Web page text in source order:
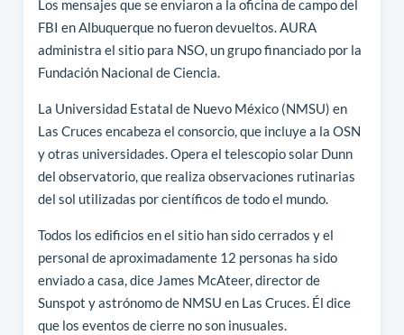
Los mensajes que se enviaron a la oficina de campo del
FBI en Albuquerque no fueron devueltos. AURA
administra el sitio para NSO, un grupo financiado por la
Fundación Nacional de Ciencia.
La Universidad Estatal de Nuevo México (NMSU) en
Las Cruces encabeza el consorcio, que incluye a la OSN
y otras universidades. Opera el telescopio solar Dunn
del observatorio, que realiza observaciones rutinarias
del sol utilizadas por científicos de todo el mundo.
Todos los edificios en el sitio han sido cerrados y el
personal de aproximadamente 12 personas ha sido
enviado a casa, dice James McAteer, director de
Sunspot y astrónomo de NMSU en Las Cruces. Él dice
que los eventos de cierre no son inusuales.